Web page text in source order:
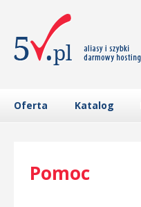
Oferta Katalog
Pomoc